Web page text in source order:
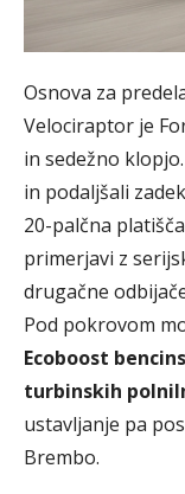
Osnova za
Velociraptor je
in sedežno
in podaljšali
20-palčna
primerjavi z
drugačne
Pod pokrovom
Ecoboost
turbinskih
ustavljanje pa
Brembo.